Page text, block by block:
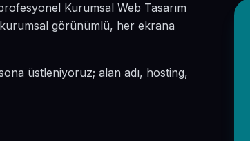
Kurumsal Web Tasarım
kurumsal görünümlü, her ekrana
üstleniyoruz; alan adı, hosting,